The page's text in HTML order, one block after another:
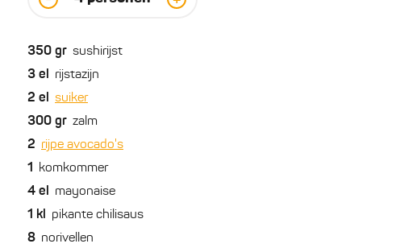
350 gr sushirijst
3 el rijstazijn
2 el suiker
300 gr zalm
2 rijpe avocado's
1 komkommer
4 el mayonaise
1 kl pikante chilisaus
8 norivellen